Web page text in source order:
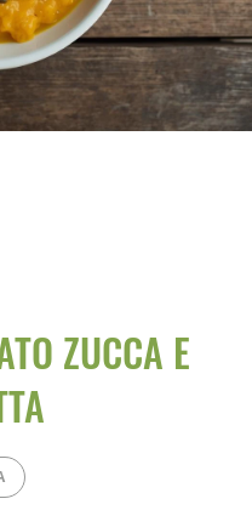
ZUCCA E